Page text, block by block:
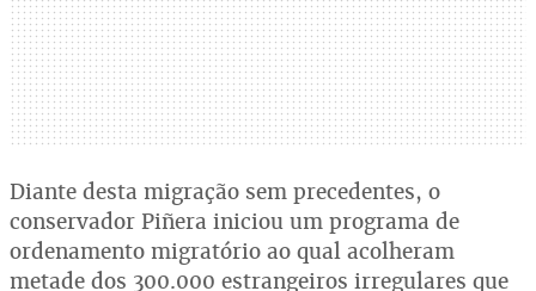
Diante desta migração sem precedentes, o
conservador Piñera iniciou um programa de
ordenamento migratório ao qual acolheram
metade dos 300.000 estrangeiros irregulares que